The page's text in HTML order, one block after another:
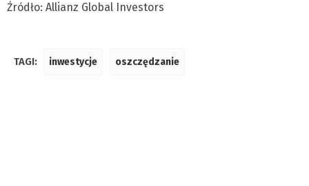
Źródło: Allianz Global Investors
TAGI: inwestycje oszczędzanie